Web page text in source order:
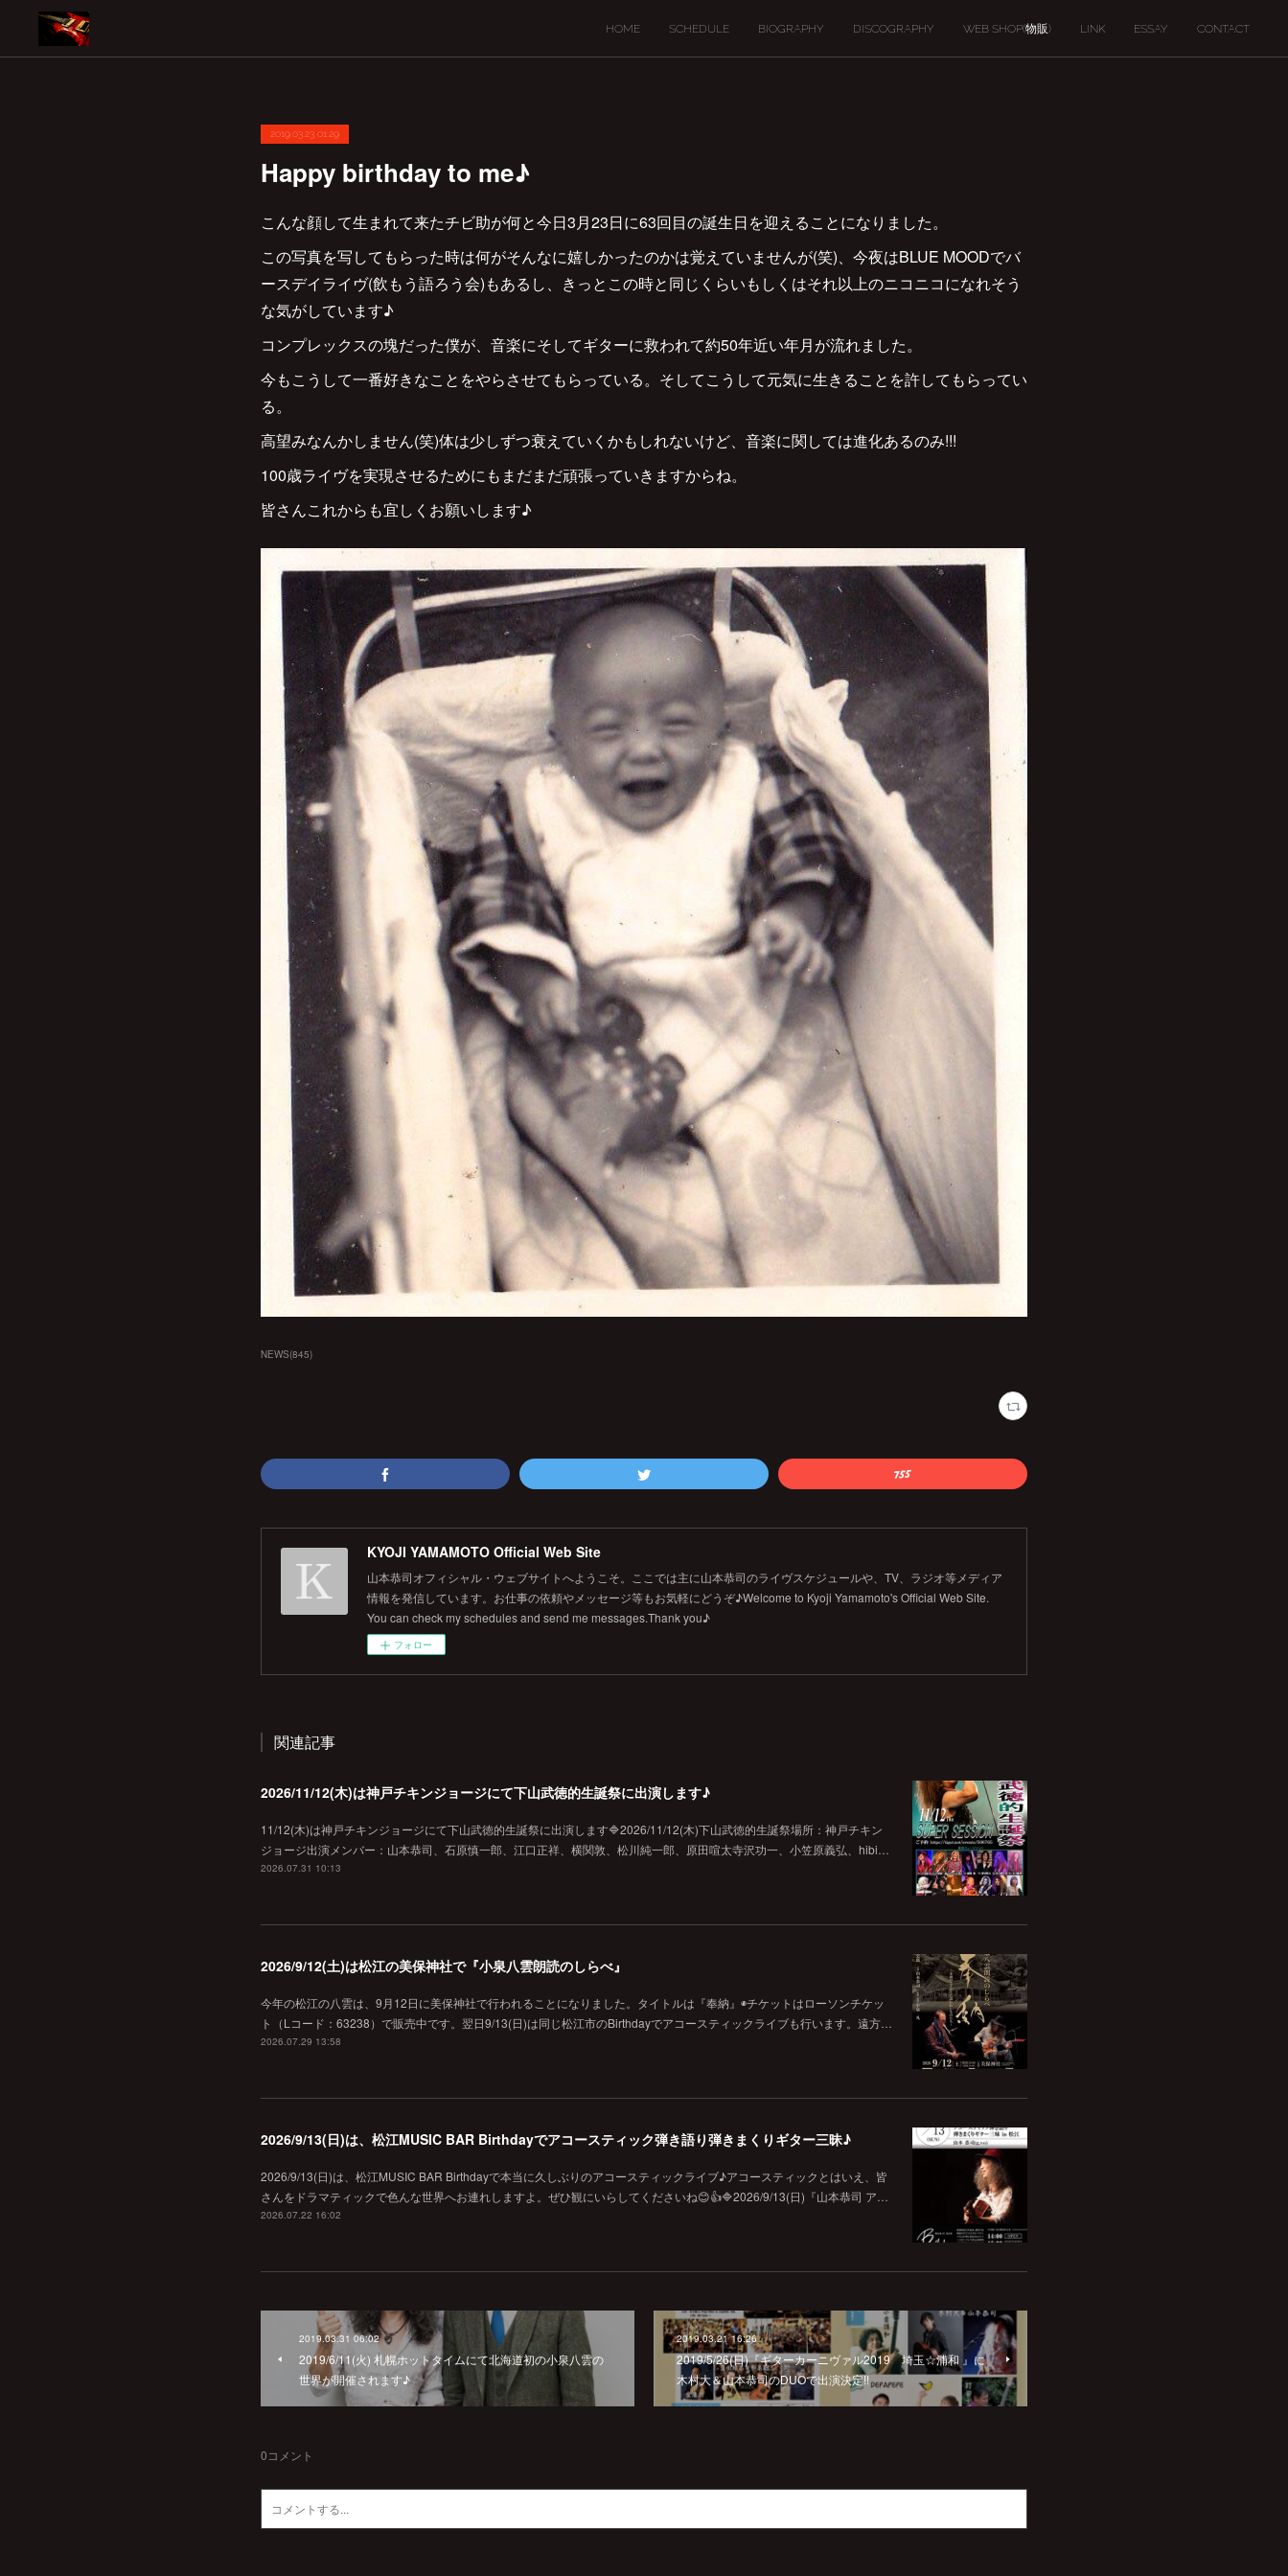
HOME SCHEDULE BIOGRAPHY DISCOGRAPHY WEB SHOP(物販) LINK ESSAY CONTACT
2019.03.23 01:29
Happy birthday to me♪
こんな顔して生まれて来たチビ助が何と今日3月23日に63回目の誕生日を迎えることになりました。
この写真を写してもらった時は何がそんなに嬉しかったのかは覚えていませんが(笑)、今夜はBLUE MOODでバ
ースデイライヴ(飲もう語ろう会)もあるし、きっとこの時と同じくらいもしくはそれ以上のニコニコになれそう
な気がしています♪
コンプレックスの塊だった僕が、音楽にそしてギターに救われて約50年近い年月が流れました。
今もこうして一番好きなことをやらさせてもらっている。そしてこうして元気に生きることを許してもらってい
る。
高望みなんかしません(笑)体は少しずつ衰えていくかもしれないけど、音楽に関しては進化あるのみ!!!
100歳ライヴを実現させるためにもまだまだ頑張っていきますからね。
皆さんこれからも宜しくお願いします♪
NEWS(845)
KYOJI YAMAMOTO Official Web Site
山本恭司オフィシャル・ウェブサイトへようこそ。ここでは主に山本恭司のライヴスケジュールや、TV、ラジオ等メディア
情報を発信しています。お仕事の依頼やメッセージ等もお気軽にどうぞ♪Welcome to Kyoji Yamamoto's Official Web Site.
You can check my schedules and send me messages.Thank you♪
フォロー
関連記事
2026/11/12(木)は神戸チキンジョージにて下山武徳的生誕祭に出演します♪
11/12(木)は神戸チキンジョージにて下山武徳的生誕祭に出演します🔷2026/11/12(木)下山武徳的生誕祭場所：神戸チキン
ジョージ出演メンバー：山本恭司、石原慎一郎、江口正祥、横関敦、松川純一郎、原田喧太寺沢功一、小笠原義弘、hibi…
2026.07.31 10:13
2026/9/12(土)は松江の美保神社で『小泉八雲朗読のしらべ』
今年の松江の八雲は、9月12日に美保神社で行われることになりました。タイトルは『奉納』◉チケットはローソンチケッ
ト（Lコード：63238）で販売中です。翌日9/13(日)は同じ松江市のBirthdayでアコースティックライブも行います。遠方…
2026.07.29 13:58
2026/9/13(日)は、松江MUSIC BAR Birthdayでアコースティック弾き語り弾きまくりギター三昧♪
2026/9/13(日)は、松江MUSIC BAR Birthdayで本当に久しぶりのアコースティックライブ♪アコースティックとはいえ、皆
さんをドラマティックで色んな世界へお連れしますよ。ぜひ観にいらしてくださいね😊👍🔷2026/9/13(日)『山本恭司 ア…
2026.07.22 16:02
2019.03.31 06:02
2019/6/11(火) 札幌ホットタイムにて北海道初の小泉八雲の
世界が開催されます♪
2019.03.21 16:26
2019/5/26(日)『ギターカーニヴァル2019 埼玉☆浦和 』に
木村大＆山本恭司のDUOで出演決定!!
0コメント